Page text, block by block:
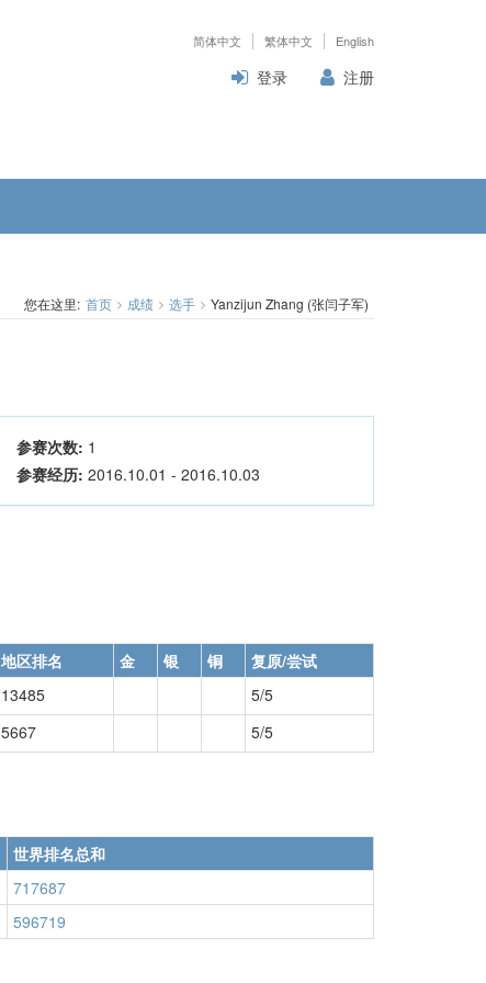
简体中文 繁体中文 English
登录 注册
您在这里: 首页 成绩 选手 Yanzijun Zhang (张闫子军)
参赛次数: 1
参赛经历: 2016.10.01 - 2016.10.03
地区排名 金 银 铜
复原/尝试
13485
5/5
5667 5/5
世界排名总和
717687
596719